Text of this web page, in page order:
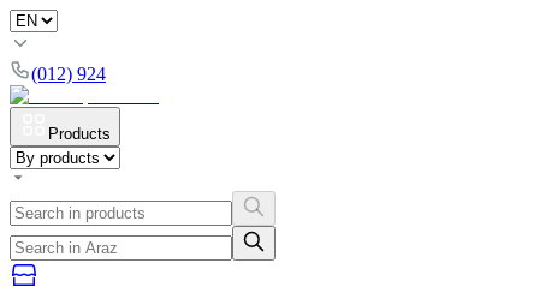
(012) 924
Products